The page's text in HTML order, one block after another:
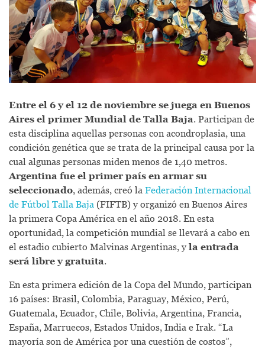
Entre el 6 y el 12 de noviembre se juega en Buenos
Aires el primer Mundial de Talla Baja. Participan de
esta disciplina aquellas personas con acondroplasia, una
condición genética que se trata de la principal causa por la
cual algunas personas miden menos de 1,40 metros.
Argentina fue el primer país en armar su
seleccionado, además, creó la Federación Internacional
de Fútbol Talla Baja (FIFTB) y organizó en Buenos Aires
la primera Copa América en el año 2018. En esta
oportunidad, la competición mundial se llevará a cabo en
el estadio cubierto Malvinas Argentinas, y la entrada
será libre y gratuita.
En esta primera edición de la Copa del Mundo, participan
16 países: Brasil, Colombia, Paraguay, México, Perú,
Guatemala, Ecuador, Chile, Bolivia, Argentina, Francia,
España, Marruecos, Estados Unidos, India e Irak. “La
mayoría son de América por una cuestión de costos”,